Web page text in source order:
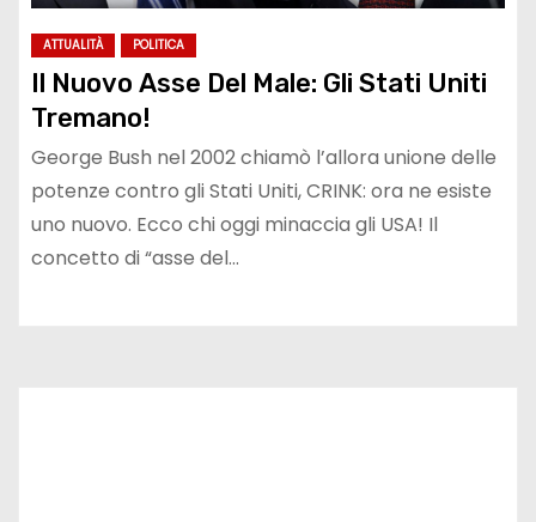
ATTUALITÀ POLITICA
Il Nuovo Asse Del Male: Gli Stati Uniti
Tremano!
George Bush nel 2002 chiamò l’allora unione delle
potenze contro gli Stati Uniti, CRINK: ora ne esiste
uno nuovo. Ecco chi oggi minaccia gli USA! Il
concetto di “asse del…